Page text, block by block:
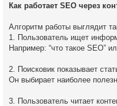
Как работает SEO через
Алгоритм работы выглядит
1. Пользователь ищет
Например: “что такое SEO”
2. Поисковик показывает
Он выбирает наиболее
3. Пользователь читает